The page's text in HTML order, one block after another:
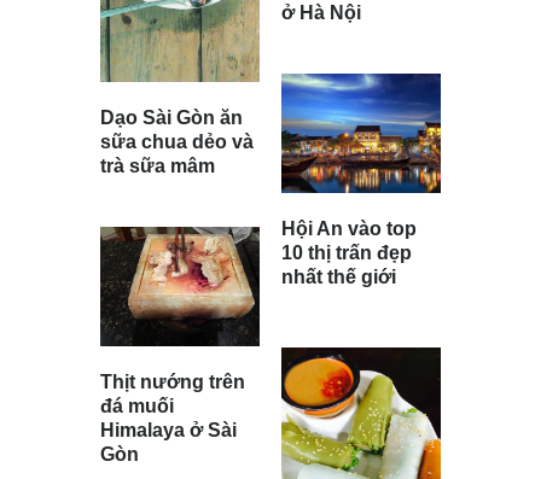
Dạo Sài Gòn ăn
sữa chua dẻo và
trà sữa mâm
Thịt nướng trên
đá muối
Himalaya ở Sài
Gòn
ở Hà Nội
Hội An vào top
10 thị trấn đẹp
nhất thế giới